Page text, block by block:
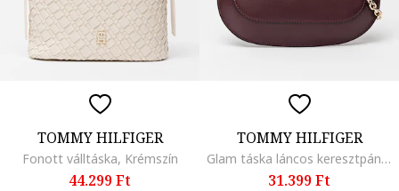
TOMMY HILFIGER
Fonott válltáska, Krémszín
44.299 Ft
TOMMY HILFIGER
Glam táska láncos keresztpánttal, Bíborszín
31.399 Ft